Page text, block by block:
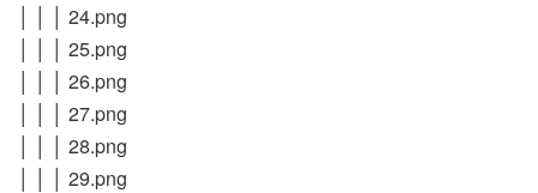
│ │ │ 24.png
│ │ │ 25.png
│ │ │ 26.png
│ │ │ 27.png
│ │ │ 28.png
│ │ │ 29.png